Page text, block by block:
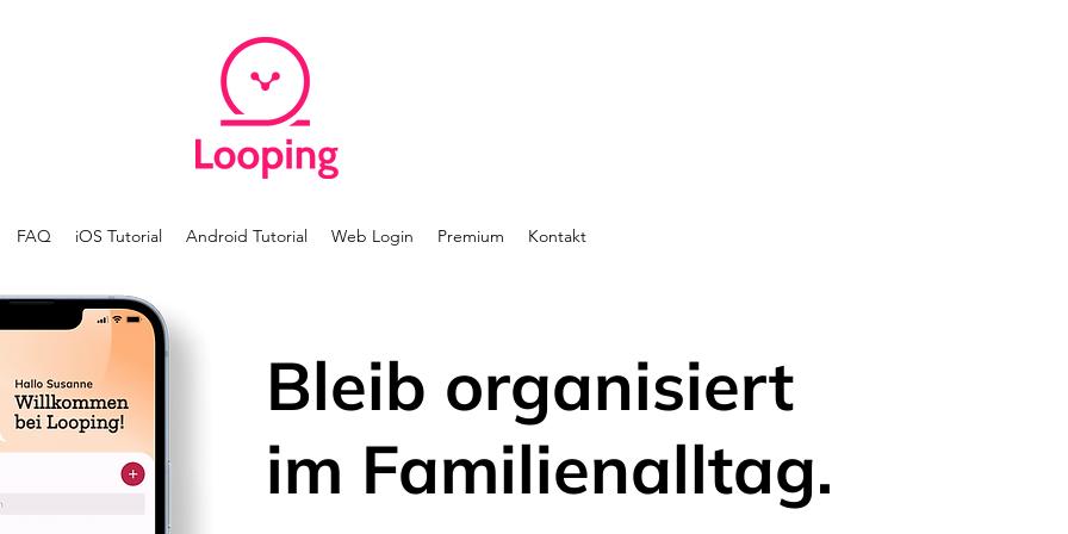
FAQ iOS Tutorial Android Tutorial Web Login Premium Kontakt
Bleib organisiert
im Familienalltag.